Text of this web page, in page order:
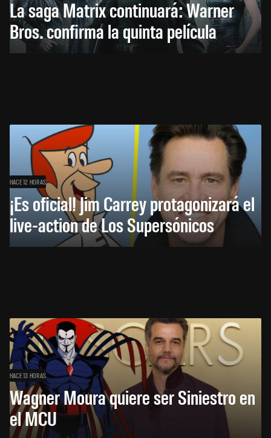
La saga Matrix continuará: Warner
Bros. confirma la quinta película
HACE 12 HORAS
¡Es oficial! Jim Carrey protagonizará el
live-action de Los Supersónicos
HACE 13 HORAS
Wagner Moura quiere ser Siniestro en
el MCU